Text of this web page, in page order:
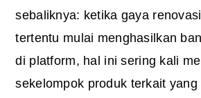
sebaliknya: ketika gaya
tertentu mulai menghasilkan
di platform, hal ini sering kali
sekelompok produk terkait yang